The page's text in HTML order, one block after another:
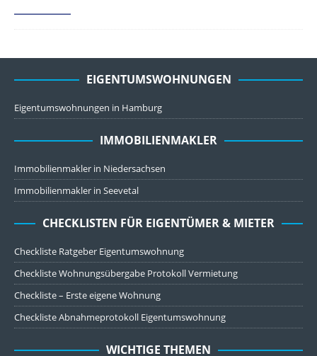
EIGENTUMSWOHNUNGEN
Eigentumswohnungen in Hamburg
IMMOBILIENMAKLER
Immobilienmakler in Niedersachsen
Immobilienmakler in Seevetal
CHECKLISTEN FÜR EIGENTÜMER & MIETER
Checkliste Ratgeber Eigentumswohnung
Checkliste Wohnungsübergabe Protokoll Vermietung
Checkliste – Erste eigene Wohnung
Checkliste Abnahmeprotokoll Eigentumswohnung
WICHTIGE THEMEN